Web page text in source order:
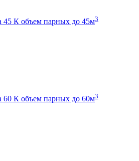
45 К объем парных до 45м3
60 К объем парных до 60м3